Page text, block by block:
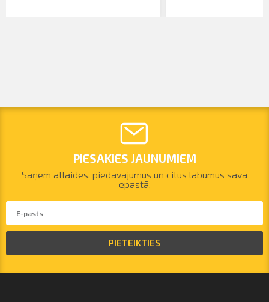
PIESAKIES JAUNUMIEM
Saņem atlaides, piedāvājumus un citus labumus savā
epastā.
PIETEIKTIES